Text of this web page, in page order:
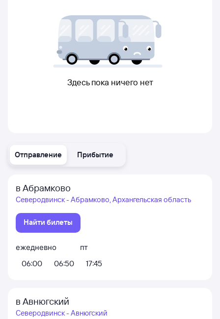
Отправление Прибытие
в Абрамково
Северодвинск - Абрамково, Архангельская область
Найти билеты
ежедневно
06:00
06:50
пт
17:45
в Авнюгский
Северодвинск - Авнюгский
Здесь пока ничего нет